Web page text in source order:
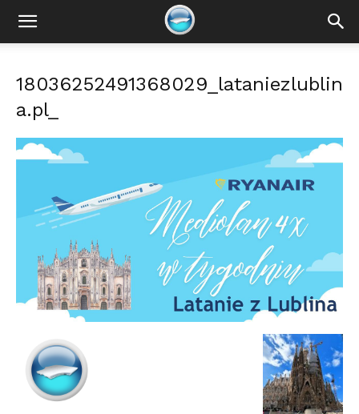
Latanie
Lublina
18036252491368029_lataniezlublin
a.pl_